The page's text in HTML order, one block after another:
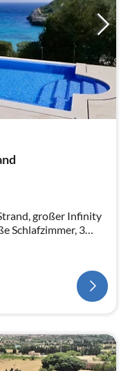
großer Infinity
Schlafzimmer, 3
250 qm.